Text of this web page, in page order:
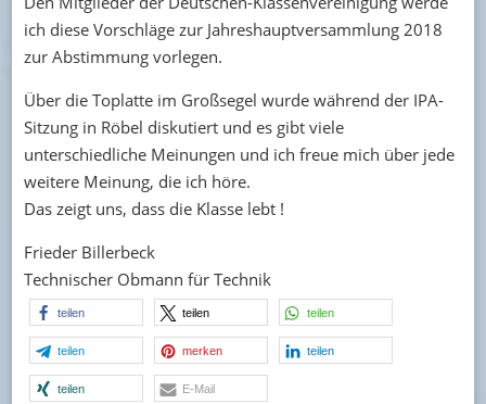
ich diese Vorschläge zur Jahreshauptversammlung 2018
zur Abstimmung vorlegen.
Über die Toplatte im Großsegel wurde während der IPA-
Sitzung in Röbel diskutiert und es gibt viele
unterschiedliche Meinungen und ich freue mich über jede
weitere Meinung, die ich höre.
Das zeigt uns, dass die Klasse lebt !
Frieder Billerbeck
Technischer Obmann für Technik
teilen teilen teilen
teilen merken teilen
teilen E-Mail